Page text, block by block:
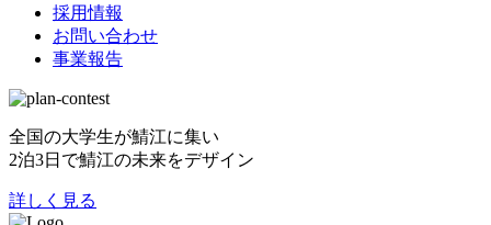
採用情報
お問い合わせ
事業報告
全国の大学生が鯖江に集い
2泊3日で鯖江の未来をデザイン
詳しく見る